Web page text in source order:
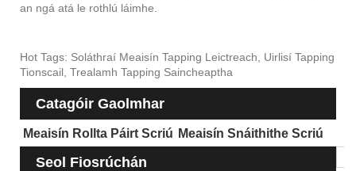
an ngá atá le rothlú láimhe.
Hot Tags: Soláthraí Meaisín Tapping Leictreach, Uirlisí Tapping
Tionscail, Trealamh Tapping Saincheaptha
Catagóir Gaolmhar
Meaisín Rollta Páirt Scriú Meaisín Snáithithe Scriú
Seol Fiosrúchán